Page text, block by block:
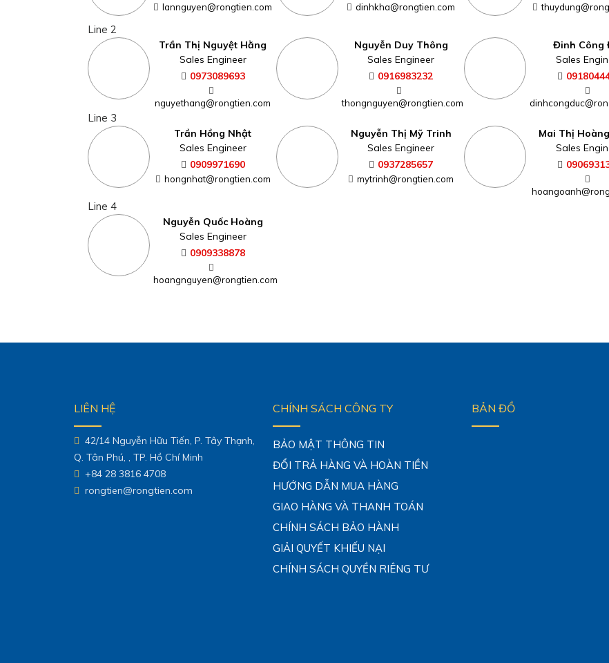
lannguyen@rongtien.com dinhkha@rongtien.com
Line 2
Trần Thị Nguyệt Hằng
Sales Engineer
0973089693
nguyethang@rongtien.com
Nguyễn Duy Thông
Sales Engineer
0916983232
thongnguyen@rongtien.com
Đinh Công
Sales
Line 3
Trần Hồng Nhật
Sales Engineer
0909971690
hongnhat@rongtien.com
Nguyễn Thị Mỹ Trinh
Sales Engineer
0937285657
mytrinh@rongtien.com
Mai Thị
Sales
Line 4
Nguyễn Quốc Hoàng
Sales Engineer
0909338878
hoangnguyen@rongtien.com
LIÊN HỆ
42/14 Nguyễn Hữu Tiến, P. Tây Thạnh,
Q. Tân Phú, , TP. Hồ Chí Minh
+84 28 3816 4708
rongtien@rongtien.com
CHÍNH SÁCH CÔNG TY
BẢO MẬT THÔNG TIN
ĐỔI TRẢ HÀNG VÀ HOÀN TIỀN
HƯỚNG DẪN MUA HÀNG
GIAO HÀNG VÀ THANH TOÁN
CHÍNH SÁCH BẢO HÀNH
GIẢI QUYẾT KHIẾU NẠI
CHÍNH SÁCH QUYỀN RIÊNG TƯ
BẢN ĐỒ